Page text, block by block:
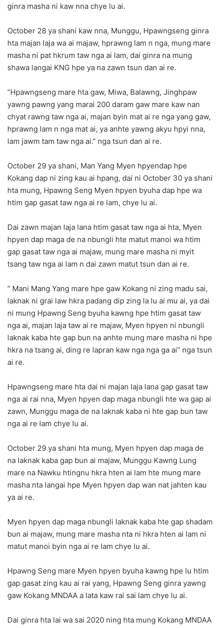
ginra masha ni kaw nna chye lu ai.
October 28 ya shani kaw nna, Munggu, Hpawngseng ginra
hta majan laja wa ai majaw, hprawng lam n nga, mung mare
masha ni pat hkrum taw nga ai lam, dai ginra na mung
shawa langai KNG hpe ya na zawn tsun dan ai re.
“Hpawngseng mare hta gaw, Miwa, Balawng, Jinghpaw
yawng pawng yang marai 200 daram gaw mare kaw nan
chyat rawng taw nga ai, majan byin mat ai re nga yang gaw,
hprawng lam n nga mat ai, ya anhte yawng akyu hpyi nna,
lam jawm tam taw nga ai.” nga tsun dan ai re.
October 29 ya shani, Man Yang Myen hpyendap hpe
Kokang dap ni zing kau ai hpang, dai ni October 30 ya shani
hta mung, Hpawng Seng Myen hpyen byuha dap hpe wa
htim gap gasat taw nga ai re lam, chye lu ai.
Dai zawn majan laja lana htim gasat taw nga ai hta, Myen
hpyen dap maga de na nbungli hte matut manoi wa htim
gap gasat taw nga ai majaw, mung mare masha ni myit
tsang taw nga ai lam n dai zawn matut tsun dan ai re.
“ Mani Mang Yang mare hpe gaw Kokang ni zing madu sai,
laknak ni grai law hkra padang dip zing la lu ai mu ai, ya dai
ni mung Hpawng Seng byuha kawng hpe htim gasat taw
nga ai, majan laja taw ai re majaw, Myen hpyen ni nbungli
laknak kaba hte gap bun na anhte mung mare masha ni hpe
hkra na tsang ai, ding re lapran kaw nga nga ga ai” nga tsun
ai re.
Hpawngseng mare hta dai ni majan laja lana gap gasat taw
nga ai rai nna, Myen hpyen dap maga nbungli hte wa gap ai
zawn, Munggu maga de na laknak kaba ni hte gap bun taw
nga ai re lam chye lu ai.
October 29 ya shani hta mung, Myen hpyen dap maga de
na laknak kaba gap bun ai majaw, Munggu Kawng Lung
mare na Nawku htingnu hkra hten ai lam hte mung mare
masha nta langai hpe Myen hpyen dap wan nat jahten kau
ya ai re.
Myen hpyen dap maga nbungli laknak kaba hte gap shadam
bun ai majaw, mung mare masha nta ni hkra hten ai lam ni
matut manoi byin nga ai re lam chye lu ai.
Hpawng Seng mare Myen hpyen byuha kawng hpe lu htim
gap gasat zing kau ai rai yang, Hpawng Seng ginra yawng
gaw Kokang MNDAA a lata kaw rai sai lam chye lu ai.
Dai ginra hta lai wa sai 2020 ning hta mung Kokang MNDAA